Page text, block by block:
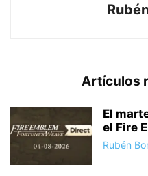
Artículos
El
el Fire
Rubén